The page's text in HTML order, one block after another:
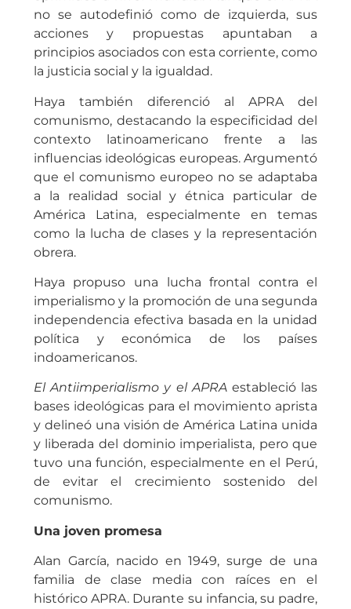
no se autodefinió como de izquierda, sus
acciones y propuestas apuntaban a
principios asociados con esta corriente, como
la justicia social y la igualdad.
Haya también diferenció al APRA del
comunismo, destacando la especificidad del
contexto latinoamericano frente a las
influencias ideológicas europeas. Argumentó
que el comunismo europeo no se adaptaba
a la realidad social y étnica particular de
América Latina, especialmente en temas
como la lucha de clases y la representación
obrera.
Haya propuso una lucha frontal contra el
imperialismo y la promoción de una segunda
independencia efectiva basada en la unidad
política y económica de los países
indoamericanos.
El Antiimperialismo y el APRAestableció las
bases ideológicas para el movimiento aprista
y delineó una visión de América Latina unida
y liberada del dominio imperialista, pero que
tuvo una función, especialmente en el Perú,
de evitar el crecimiento sostenido del
comunismo.
Una joven promesa
Alan García, nacido en 1949, surge de una
familia de clase media con raíces en el
histórico APRA. Durante su infancia, su padre,